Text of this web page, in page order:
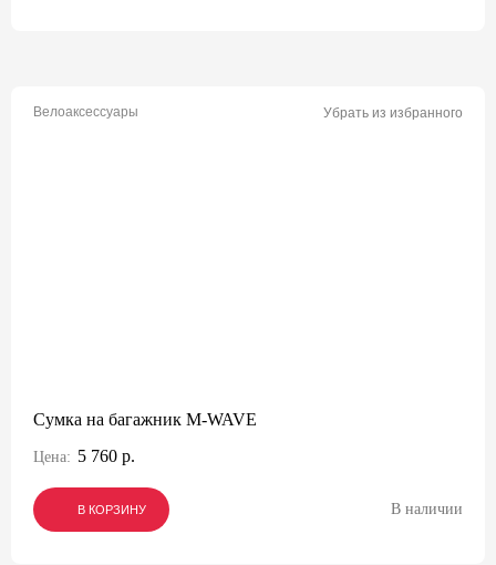
Велоаксессуары Убрать из избранного
Сумка на багажник M-WAVE
Цена: 5 760 р.
В КОРЗИНУ
В КОРЗИНУ
В КОРЗИНУ В наличии